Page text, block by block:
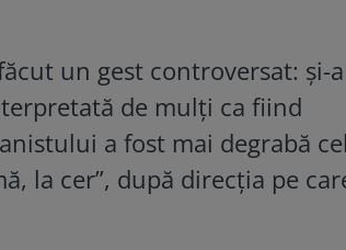
un gest controversat: și-a
de mulți ca fiind
a fost mai degrabă cel
la cer”, după direcția pe